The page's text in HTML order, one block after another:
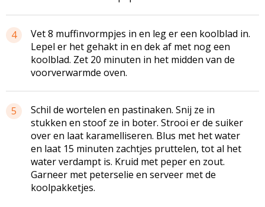
4
Vet 8 muffinvormpjes in en leg er een koolblad in.
Lepel er het gehakt in en dek af met nog een
koolblad. Zet 20 minuten in het midden van de
voorverwarmde oven.
5
Schil de wortelen en pastinaken. Snij ze in
stukken en stoof ze in boter. Strooi er de suiker
over en laat karamelliseren. Blus met het water
en laat 15 minuten zachtjes pruttelen, tot al het
water verdampt is. Kruid met peper en zout.
Garneer met peterselie en serveer met de
koolpakketjes.